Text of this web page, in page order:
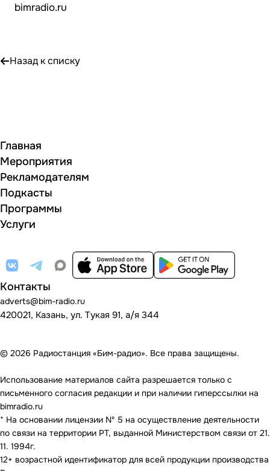
bimradio.ru
Назад к списку
Главная
Мероприятия
Рекламодателям
Подкасты
Программы
Услуги
Контакты
adverts@bim-radio.ru
420021, Казань, ул. Тукая 91, а/я 344
© 2026 Радиостанция «Бим-радио». Все права защищены.
Использование материалов сайта разрешается только с
письменного согласия редакции и при наличии гиперссылки на
bimradio.ru
* На основании лицензии Nº 5 на осуществление деятельности
по связи на территории РТ, выданной Министерством связи от 21.
11. 1994г.
12+ возрастной идентификатор для всей продукции производства